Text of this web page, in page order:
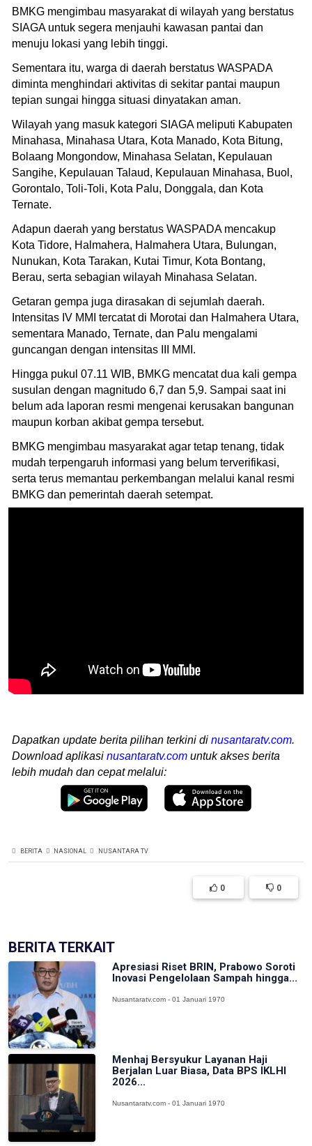
BMKG mengimbau masyarakat di wilayah yang berstatus
SIAGA untuk segera menjauhi kawasan pantai dan
menuju lokasi yang lebih tinggi.
Sementara itu, warga di daerah berstatus WASPADA
diminta menghindari aktivitas di sekitar pantai maupun
tepian sungai hingga situasi dinyatakan aman.
Wilayah yang masuk kategori SIAGA meliputi Kabupaten
Minahasa, Minahasa Utara, Kota Manado, Kota Bitung,
Bolaang Mongondow, Minahasa Selatan, Kepulauan
Sangihe, Kepulauan Talaud, Kepulauan Minahasa, Buol,
Gorontalo, Toli-Toli, Kota Palu, Donggala, dan Kota
Ternate.
Adapun daerah yang berstatus WASPADA mencakup
Kota Tidore, Halmahera, Halmahera Utara, Bulungan,
Nunukan, Kota Tarakan, Kutai Timur, Kota Bontang,
Berau, serta sebagian wilayah Minahasa Selatan.
Getaran gempa juga dirasakan di sejumlah daerah.
Intensitas IV MMI tercatat di Morotai dan Halmahera Utara,
sementara Manado, Ternate, dan Palu mengalami
guncangan dengan intensitas III MMI.
Hingga pukul 07.11 WIB, BMKG mencatat dua kali gempa
susulan dengan magnitudo 6,7 dan 5,9. Sampai saat ini
belum ada laporan resmi mengenai kerusakan bangunan
maupun korban akibat gempa tersebut.
BMKG mengimbau masyarakat agar tetap tenang, tidak
mudah terpengaruh informasi yang belum terverifikasi,
serta terus memantau perkembangan melalui kanal resmi
BMKG dan pemerintah daerah setempat.
Dapatkan update berita pilihan terkini di nusantaratv.com.
Download aplikasi nusantaratv.com untuk akses berita
lebih mudah dan cepat melalui:
BERITA NASIONAL NUSANTARA TV
0 0
BERITA TERKAIT
Apresiasi Riset BRIN, Prabowo Soroti
Inovasi Pengelolaan Sampah hingga...
Nusantaratv.com - 01 Januari 1970
Menhaj Bersyukur Layanan Haji
Berjalan Luar Biasa, Data BPS IKLHI
2026...
Nusantaratv.com - 01 Januari 1970